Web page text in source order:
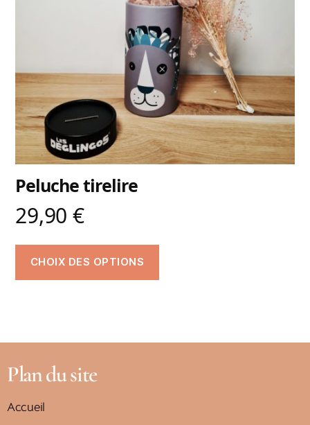
Peluche tirelire
29,90 €
CHOIX DES OPTIONS
Plan du site
Accueil